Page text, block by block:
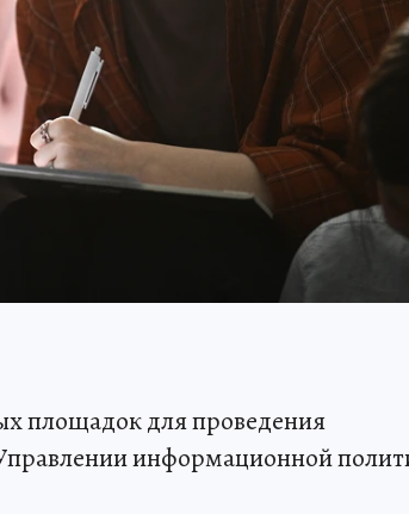
площадок для проведения
информационной